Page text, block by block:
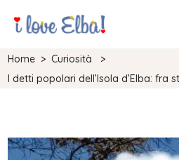
Home >Curiosità
>
I detti popolari dell’Isola d’Elba: fra